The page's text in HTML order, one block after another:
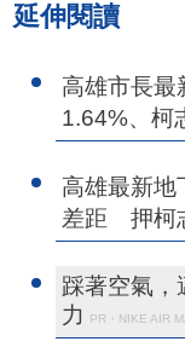
延伸閱讀
高雄市長
1.64%、柯
高雄最新地
差距 押柯
踩著空氣，
力
PR・NIKE AIR